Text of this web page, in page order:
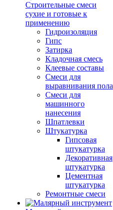
Строительные смеси
сухие и готовые к
применению
Гидроизоляция
Гипс
Затирка
Кладочная смесь
Клеевые составы
Смеси для
выравнивания пола
Смеси для
машинного
нанесения
Шпатлевки
Штукатурка
Гипсовая
штукатурка
Декоративная
штукатурка
Цементная
штукатурка
Ремонтные смеси